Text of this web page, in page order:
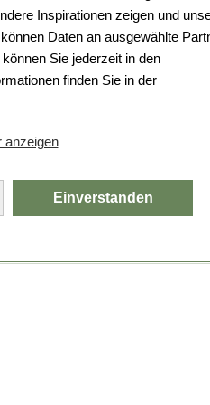
Inspirationen zeigen und
Daten an ausgewählte
Sie jederzeit in den
finden Sie in der
anzeigen
Einverstanden
Fehler aufgetreten.
die Seite neu.